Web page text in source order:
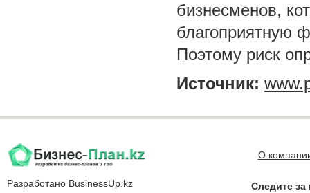
бизнесменов,
благоприятную
Поэтому риск
Источник:
Разработано BusinessUp.kz
О
Следите за